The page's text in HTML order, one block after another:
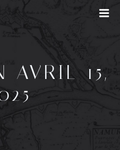
AVRIL 15,